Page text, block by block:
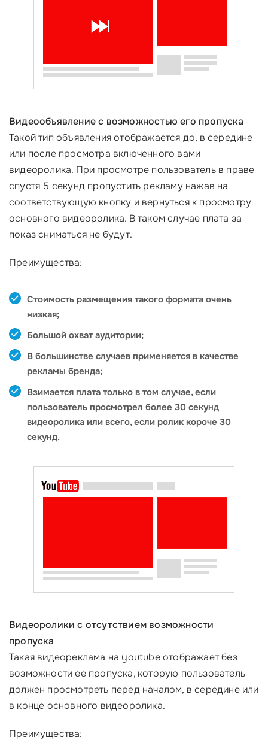
Видеообъявление с возможностью его пропуска
Такой тип объявления отображается до, в середине
или после просмотра включенного вами
видеоролика. При просмотре пользователь в праве
спустя 5 секунд пропустить рекламу нажав на
соответствующую кнопку и вернуться к просмотру
основного видеоролика. В таком случае плата за
показ сниматься не будут.
Преимущества:
Стоимость размещения такого формата очень
низкая;
Большой охват аудитории;
В большинстве случаев применяется в качестве
рекламы бренда;
Взимается плата только в том случае, если
пользователь просмотрел более 30 секунд
видеоролика или всего, если ролик короче 30
секунд.
Видеоролики с отсутствием возможности
пропуска
Такая видеореклама на youtube отображает без
возможности ее пропуска, которую пользователь
должен просмотреть перед началом, в середине или
в конце основного видеоролика.
Преимущества: